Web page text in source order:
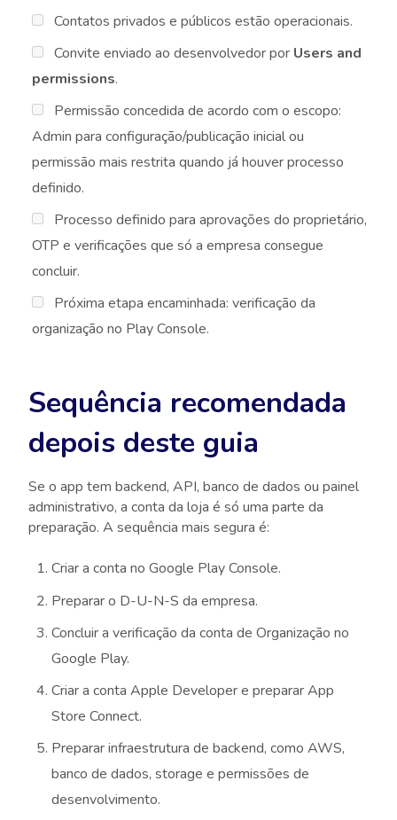
Contatos privados e públicos estão operacionais.
Convite enviado ao desenvolvedor por Users and
permissions.
Permissão concedida de acordo com o escopo:
Admin para configuração/publicação inicial ou
permissão mais restrita quando já houver processo
definido.
Processo definido para aprovações do proprietário,
OTP e verificações que só a empresa consegue
concluir.
Próxima etapa encaminhada: verificação da
organização no Play Console.
Sequência recomendada
depois deste guia
Se o app tem backend, API, banco de dados ou painel
administrativo, a conta da loja é só uma parte da
preparação. A sequência mais segura é:
Criar a conta no Google Play Console.
Preparar o D-U-N-S da empresa.
Concluir a verificação da conta de Organização no
Google Play.
Criar a conta Apple Developer e preparar App
Store Connect.
Preparar infraestrutura de backend, como AWS,
banco de dados, storage e permissões de
desenvolvimento.